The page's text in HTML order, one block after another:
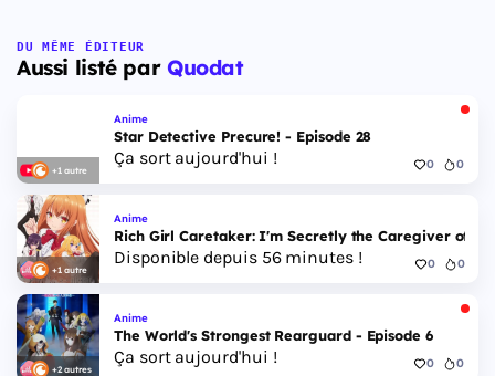
DU MÊME ÉDITEUR
Aussi listé par Quodat
+1 autre
Anime
Star Detective Precure! - Episode 28
Ça sort aujourd'hui ! 0 0
+1 autre
Anime
Rich Girl Caretaker: I'm Secretly the Caregiver of
Disponible depuis 56 minutes ! 0 0
+2 autres
Anime
The World's Strongest Rearguard - Episode 6
Ça sort aujourd'hui ! 0 0